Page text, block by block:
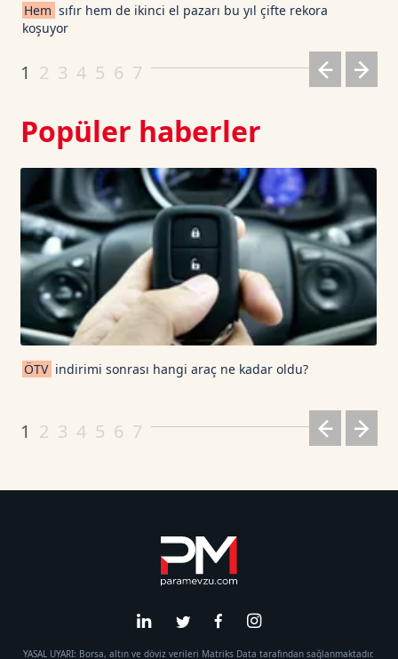
Hem sıfır hem de ikinci el pazarı bu yıl çifte rekora
koşuyor
1 2 3 4 5 6 7
Popüler haberler
ÖTV indirimi sonrası hangi araç ne kadar oldu?
1 2 3 4 5 6 7
YASAL UYARI: Borsa, altın ve döviz verileri Matriks Data tarafından sağlanmaktadır.